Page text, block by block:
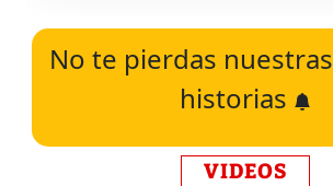
No te pierdas
historias
VIDEOS